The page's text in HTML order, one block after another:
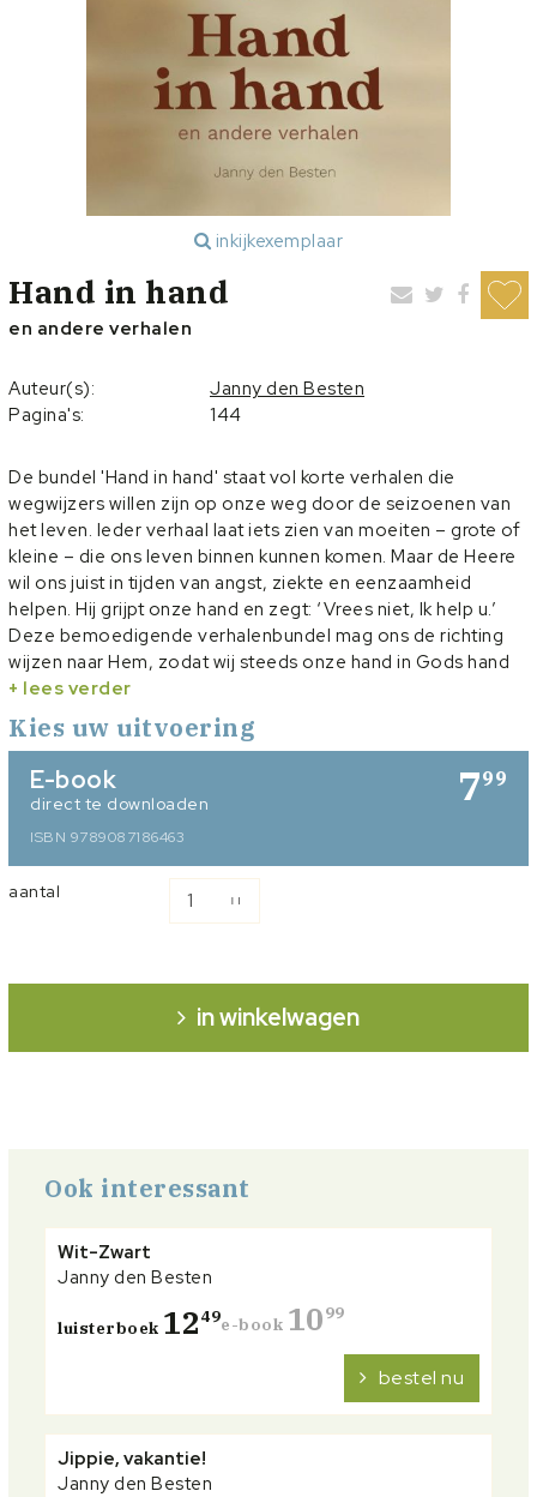
inkijkexemplaar
Hand in hand
en andere verhalen
Auteur(s):
Janny den Besten
Pagina's:
144
De bundel 'Hand in hand' staat vol korte verhalen die
wegwijzers willen zijn op onze weg door de seizoenen van
het leven. Ieder verhaal laat iets zien van moeiten – grote of
kleine – die ons leven binnen kunnen komen. Maar de Heere
wil ons juist in tijden van angst, ziekte en eenzaamheid
helpen. Hij grijpt onze hand en zegt: ‘Vrees niet, Ik help u.’
Deze bemoedigende verhalenbundel mag ons de richting
wijzen naar Hem, zodat wij steeds onze hand in Gods hand
mogen leggen – in het volle vertrouwen dat Hij ons bij elke
stap zal leiden.
+ lees verder
Kies uw uitvoering
799
E-book
direct te downloaden
ISBN 9789087186463
aantal
in winkelwagen
Ook interessant
Wit-Zwart
Janny den Besten
luisterboek 1249e-book 1099
bestel nu
Jippie, vakantie!
Janny den Besten